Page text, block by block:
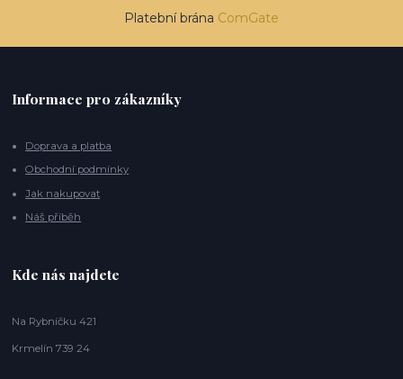
Platební brána ComGate
Informace pro zákazníky
Doprava a platba
Obchodní podmínky
Jak nakupovat
Náš příběh
Kde nás najdete
Na Rybníčku 421
Krmelín 739 24